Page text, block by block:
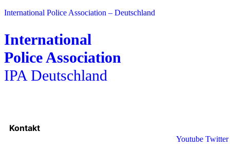
International Police Association – Deutschland
International
Police Association
IPA Deutschland
Kontakt
Youtube Twitter